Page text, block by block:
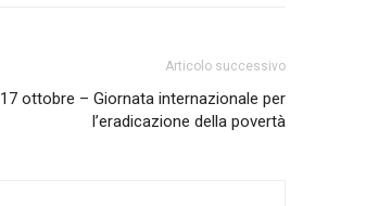
Articolo successivo
17 ottobre – Giornata internazionale per
l’eradicazione della povertà